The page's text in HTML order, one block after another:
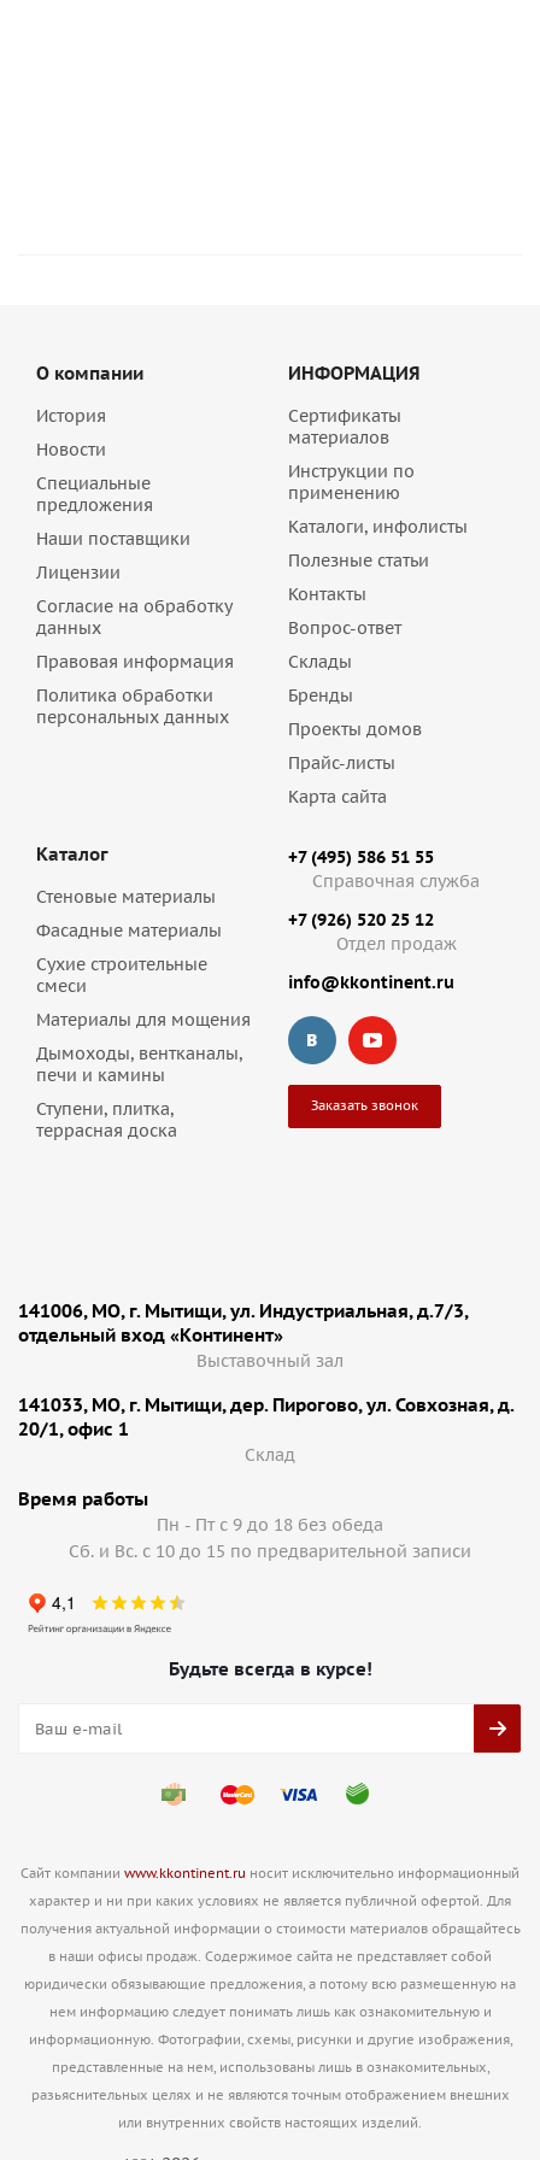
О компании
История
Новости
Специальные
предложения
Наши поставщики
Лицензии
Согласие на обработку
данных
Правовая информация
Политика обработки
персональных данных
ИНФОРМАЦИЯ
Сертификаты
материалов
Инструкции по
применению
Каталоги, инфолисты
Полезные статьи
Контакты
Вопрос-ответ
Склады
Бренды
Проекты домов
Прайс-листы
Карта сайта
Каталог
Стеновые материалы
Фасадные материалы
Сухие строительные
смеси
Материалы для мощения
Дымоходы, вентканалы,
печи и камины
Ступени, плитка,
террасная доска
+7 (495) 586 51 55
Справочная служба
+7 (926) 520 25 12
Отдел продаж
info@kkontinent.ru
Заказать звонок
141006, МО, г. Мытищи, ул. Индустриальная, д.7/3,
отдельный вход «Континент»
Выставочный зал
141033, МО, г. Мытищи, дер. Пирогово, ул. Совхозная, д.
20/1, офис 1
Cклад
Время работы
Пн - Пт с 9 до 18 без обеда
Сб. и Вс. с 10 до 15 по предварительной записи
Будьте всегда в курсе!
Сайт компании www.kkontinent.ru носит исключительно информационный
характер и ни при каких условиях не является публичной офертой. Для
получения актуальной информации о стоимости материалов обращайтесь
в наши офисы продаж. Содержимое сайта не представляет собой
юридически обязывающие предложения, а потому всю размещенную на
нем информацию следует понимать лишь как ознакомительную и
информационную. Фотографии, схемы, рисунки и другие изображения,
представленные на нем, использованы лишь в ознакомительных,
разьяснительных целях и не являются точным отображением внешних
или внутренних свойств настоящих изделий.